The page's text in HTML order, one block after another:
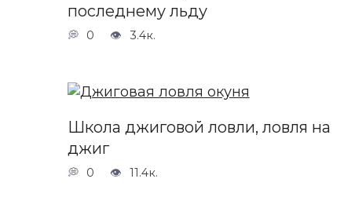
последнему льду
0 3.4к.
Школа джиговой ловли, ловля на
джиг
0 11.4к.